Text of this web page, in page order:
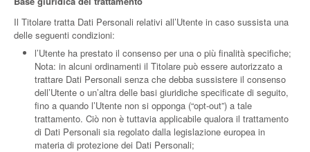
Il Titolare tratta Dati Personali relativi all’Utente in caso sussista una
delle seguenti condizioni:
l’Utente ha prestato il consenso per una o più finalità specifiche;
Nota: in alcuni ordinamenti il Titolare può essere autorizzato a
trattare Dati Personali senza che debba sussistere il consenso
dell’Utente o un’altra delle basi giuridiche specificate di seguito,
fino a quando l’Utente non si opponga (“opt-out”) a tale
trattamento. Ciò non è tuttavia applicabile qualora il trattamento
di Dati Personali sia regolato dalla legislazione europea in
materia di protezione dei Dati Personali;